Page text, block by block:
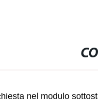
nel modulo